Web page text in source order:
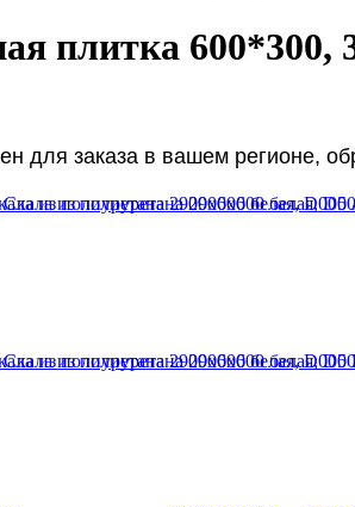
плитка 600*300,
для заказа в вашем регионе,
из полиуретана 2900х600 белая, D005
из полиуретана 2900х600 белая, D005